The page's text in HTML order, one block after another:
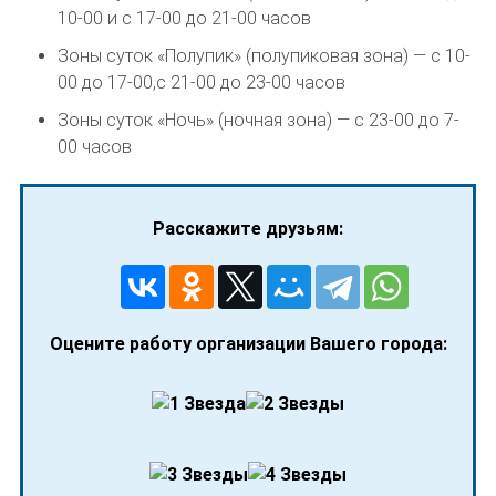
10-00 и с 17-00 до 21-00 часов
Зоны суток «Полупик» (полупиковая зона) — с 10-
00 до 17-00,с 21-00 до 23-00 часов
Зоны суток «Ночь» (ночная зона) — с 23-00 до 7-
00 часов
Расскажите друзьям:
Оцените работу организации Вашего города: